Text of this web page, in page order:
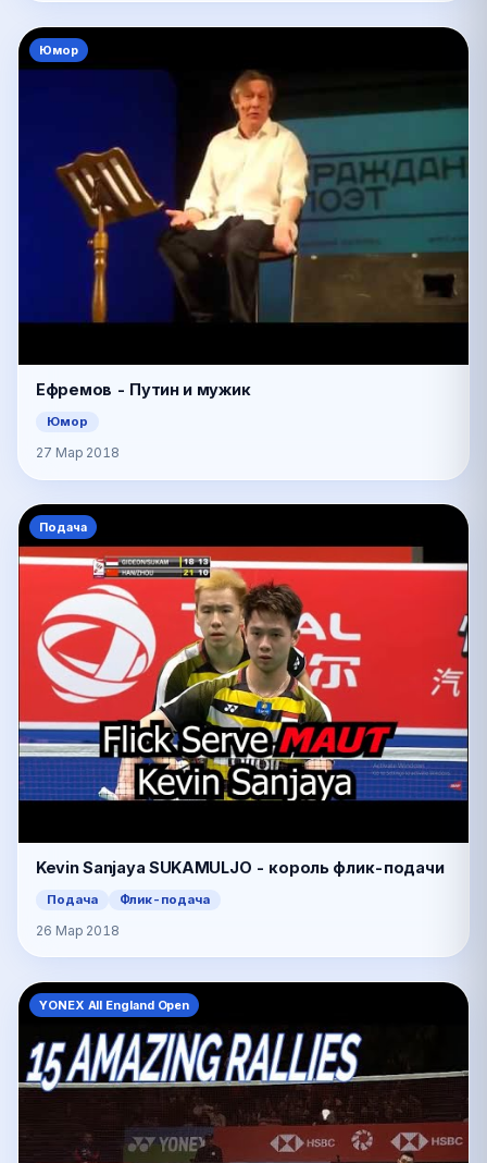
Юмор
Ефремов - Путин и мужик
Юмор
27 Мар 2018
Подача
Kevin Sanjaya SUKAMULJO - король флик-подачи
Подача Флик-подача
26 Мар 2018
YONEX All England Open